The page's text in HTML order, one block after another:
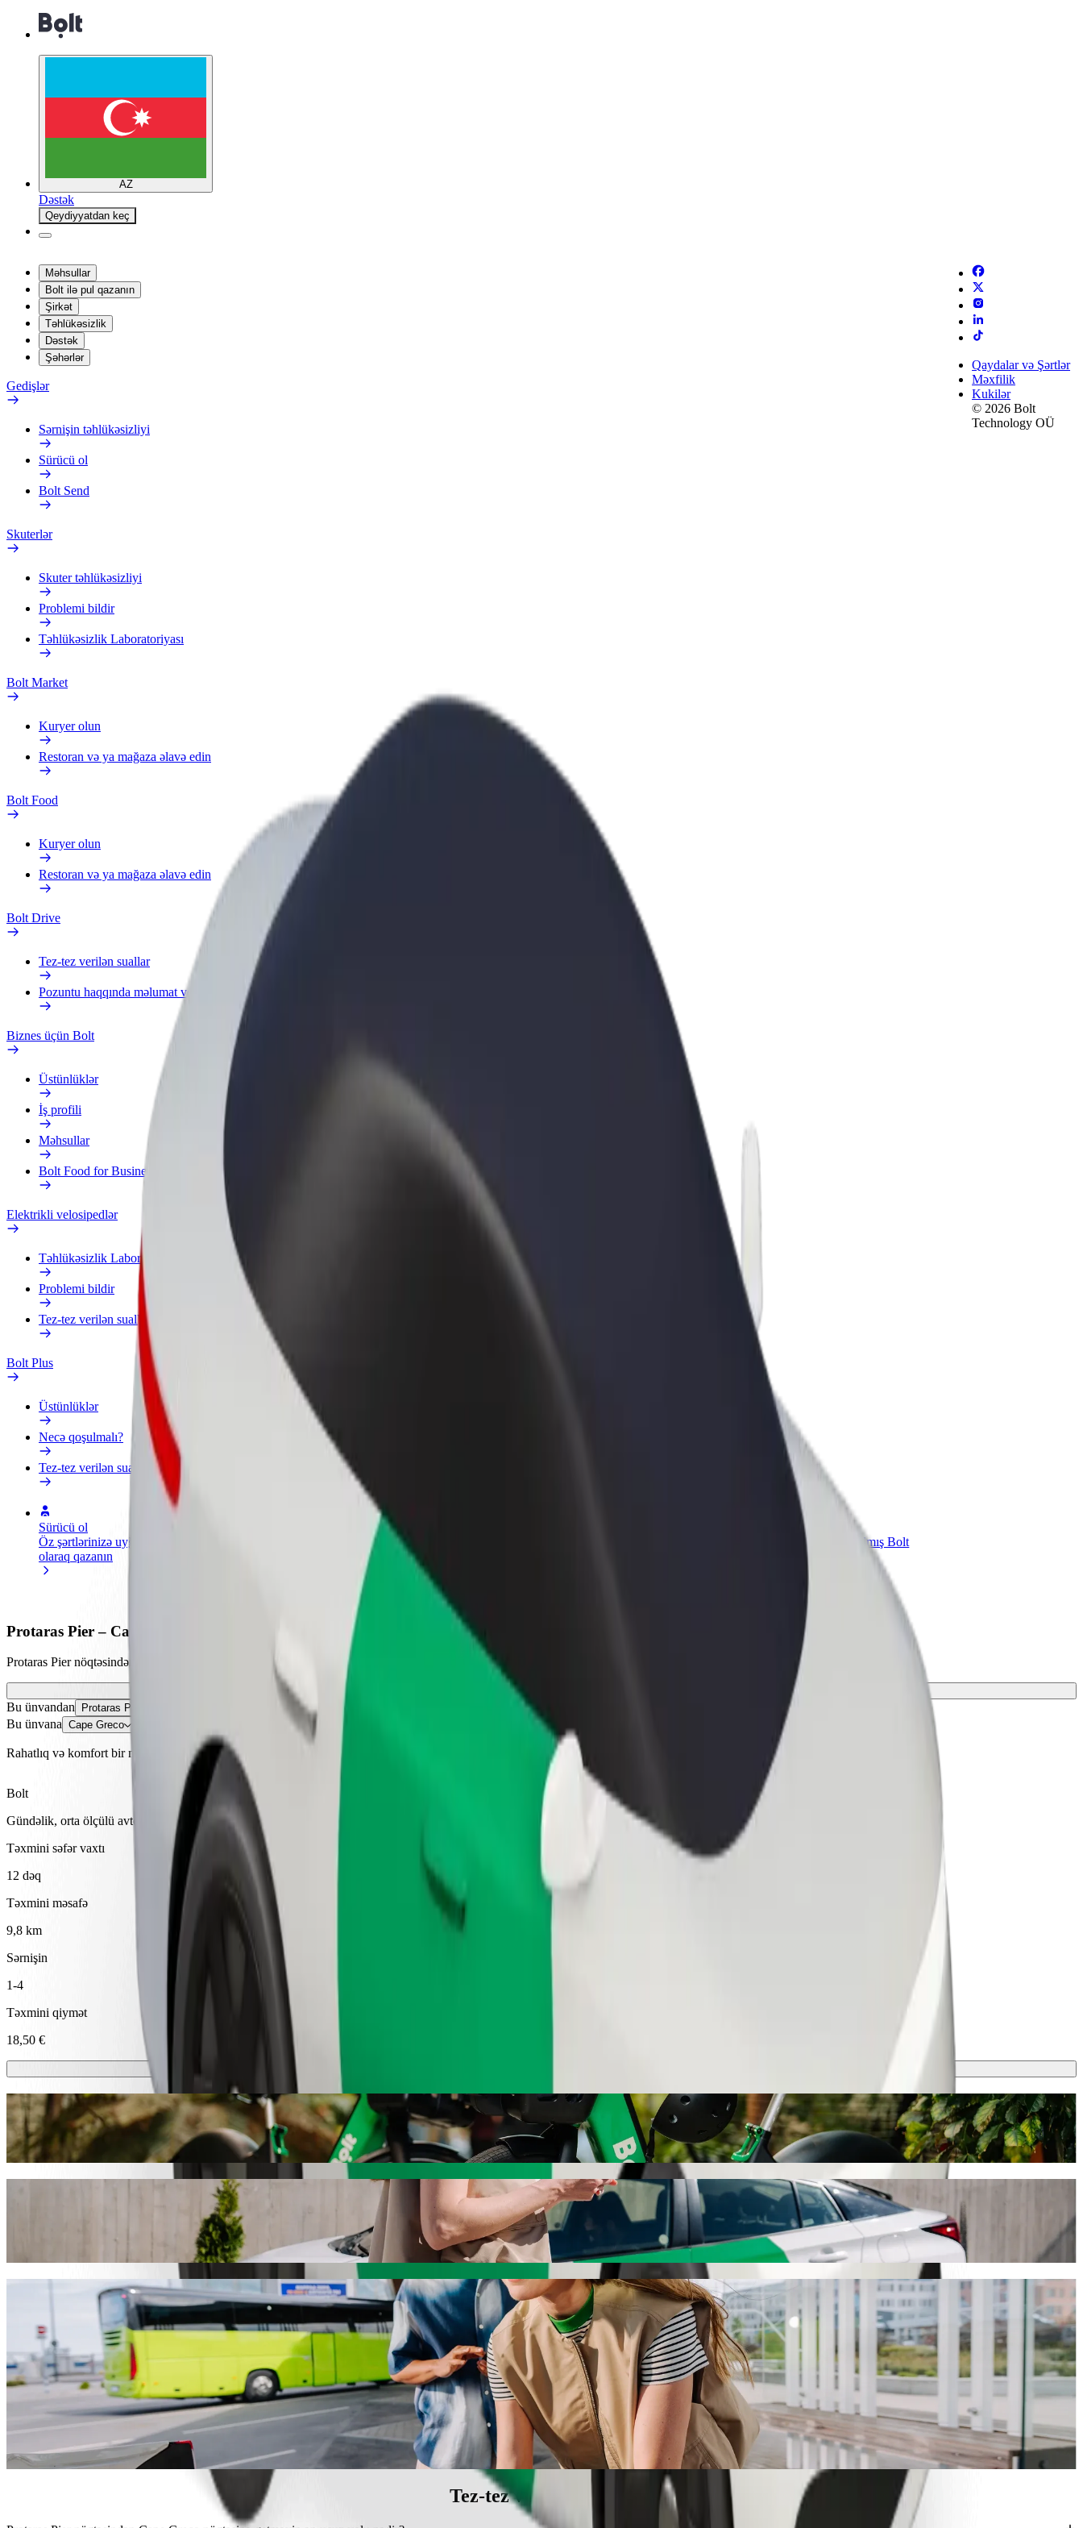
AZ
Dəstək
Qeydiyyatdan keç
Məhsullar
Bolt ilə pul qazanın
Şirkət
Təhlükəsizlik
Dəstək
Şəhərlər
Gedişlər
Sərnişin təhlükəsizliyi
Sürücü ol
Bolt Send
Skuterlər
Skuter təhlükəsizliyi
Problemi bildir
Təhlükəsizlik Laboratoriyası
Bolt Market
Kuryer olun
Restoran və ya mağaza əlavə edin
Bolt Food
Kuryer olun
Restoran və ya mağaza əlavə edin
Bolt Drive
Tez-tez verilən suallar
Pozuntu haqqında məlumat verin
Biznes üçün Bolt
Üstünlüklər
İş profili
Məhsullar
Bolt Food for Business
Elektrikli velosipedlər
Təhlükəsizlik Laboratoriyası
Problemi bildir
Tez-tez verilən suallar
Bolt Plus
Üstünlüklər
Necə qoşulmalı?
Tez-tez verilən suallar
Sürücü ol
Öz şərtlərinizə uyğun
olaraq qazanın
Restoran və ya mağaza əlavə
Daha çox müştəri cəlb edin və
satışları artırın
Biznesiniz üçün miqyaslandırılmış Bolt
məhsul və xidmətləri
Qaydalar və Şərtlər
Məxfilik
Kukilər
© 2026 Bolt
Technology OÜ
Protaras Pier – Cape Greco istiqamətində necə səfər etmək olar?
Protaras Pier nöqtəsindən Cape Greco nöqtəsinə çatmağın ən yaxşı yolunu axtarırsınız? Xidmətlərimizi araşdırın və sizin üçün ən mükəmməl gedişi tapın.
Tətbiqi endir
Bu ünvandan Protaras Pier
Bu ünvana Cape Greco
Rahatlıq və komfort bir neçə toxunuşla əlinizdə!
Bolt
Gündəlik, orta ölçülü avtomobillərdə etibarlı gedişlər.
Təxmini səfər vaxtı
12 dəq
Təxmini məsafə
9,8 km
Sərnişin
1-4
Təxmini qiymət
18,50 €
Skuterlər və ya E-velosipedlər
Famaqusta şəhərində skuterlər və ya elektrik velosipedləri ilə hərəkət edin
Bolt Tətbiqini endir
Bolt ilə gediş sifariş edərək Protaras Pier nöqtəsindən Cape Greco nöqtəsinə gedin
Cape Greco ünvanına getmək üçün Bolt ilə gediş sifariş etməyi tövsiyə edirik — ən yaxşı qiymətlər sizi gözləyir. Bolt ilə bu gediş təxminən 12 dəq çəkəcək və sizə təxminən 18,50 € EUR başa gələcək. Nə
olursa olsun, sizin üçün mükəmməl nəqliyyat vasitəsini tapacağıq.
Protaras Pier nöqtəsindən Cape Greco nöqtəsinə getmək üçün Bolt xidmətləri
Çoxlu baqajınız var? 6 nəfərlik Bolt XL avtomobillərimizi sifariş edin.
Daha rahat səyahət etmək istəyirsiniz? Bolt premium avtomobilləri ilə tanış olun.
Uşaqlarla səyahət edirsiniz? Buster uşaq oturacağı ilə uşaqlar üçün uyğun gediş sifariş edin.
Ev heyvanınız da sizinlədir? Ev heyvanlarına uyğun gedişlərimizi sınayın.
Əlavə yardım lazımdır? Yardım kateqoriyamız əlil arabası üçün uyğun nəqliyyat vasitələri (MÇN) təklif edir.
Sərfəli gediş axtarırsınız? Bolt Ekonom ilə kompakt avtomobil seçin və daha az ödəyin.
Bolt Tətbiqini endir
Tez-tez verilən suallar